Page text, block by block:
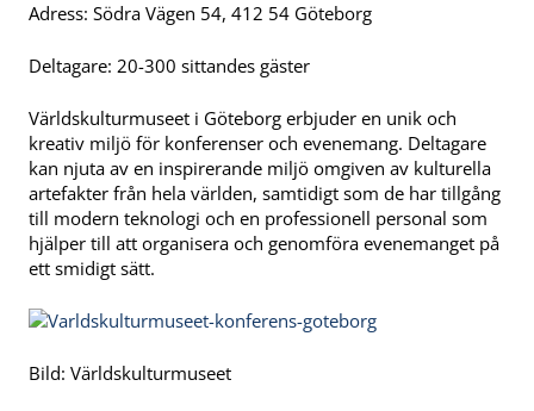
Adress: Södra Vägen 54, 412 54 Göteborg
Deltagare: 20-300 sittandes gäster
Världskulturmuseet i Göteborg erbjuder en unik och
kreativ miljö för konferenser och evenemang. Deltagare
kan njuta av en inspirerande miljö omgiven av kulturella
artefakter från hela världen, samtidigt som de har tillgång
till modern teknologi och en professionell personal som
hjälper till att organisera och genomföra evenemanget på
ett smidigt sätt.
Bild: Världskulturmuseet